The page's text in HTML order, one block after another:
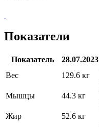
Показатели
Показатель 28.07.2023
Вес
129.6 кг
Мышцы
44.3 кг
Жир
52.6 кг